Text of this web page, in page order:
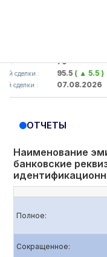
79
: 95.5 ( ▲ 5.5 )
: 07.08.2026
ОТЧЕТЫ
Наименование
банковские
Полное:
Сокращенное: